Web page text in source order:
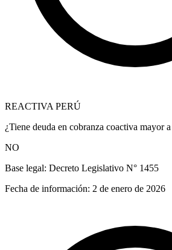
REACTIVA PERÚ
¿Tiene deuda en cobranza coactiva mayor
NO
Base legal: Decreto Legislativo N° 1455
Fecha de información: 2 de enero de 2026